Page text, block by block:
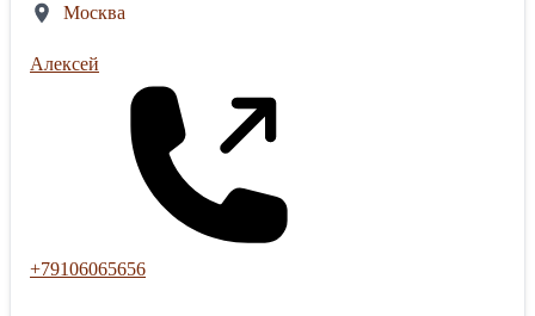
Москва
Алексей
+79106065656